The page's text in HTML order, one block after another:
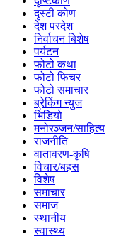
दृस्टी कोण
देश परदेश
निर्वाचन बिशेष
पर्यटन
फोटो कथा
फोटो फिचर
फोटो समाचार
ब्रेकिंग न्युज
भिडियो
मनोरञ्जन/साहित्य
राजनीति
वातावरण-कृषि
विचार/बहस
विशेष
समाचार
समाज
स्थानीय
स्वास्थ्य